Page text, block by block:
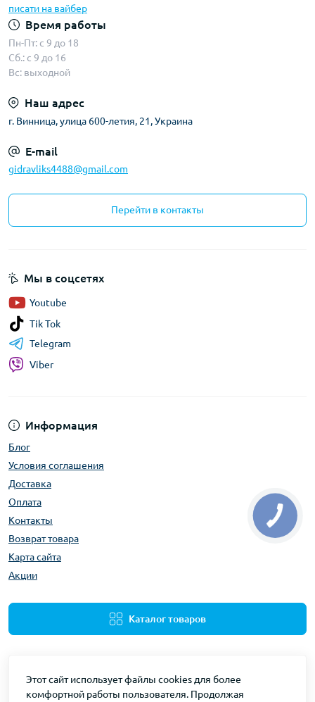
писати на вайбер
Время работы
Пн-Пт: с 9 до 18
Сб.: с 9 до 16
Вс: выходной
Наш адрес
г. Винница, улица 600-летия, 21, Украина
E-mail
gidravliks4488@gmail.com
Перейти в контакты
Информация
Блог
Условия соглашения
Доставка
Оплата
Контакты
Возврат товара
Карта сайта
Акции
Каталог товаров
Мы в соцсетях
Youtube
Tik Tok
Telegram
Viber
Этот сайт использует файлы cookies для более
комфортной работы пользователя. Продолжая